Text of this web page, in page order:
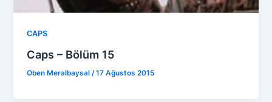
CAPS
Caps – Bölüm 15
Oben Meralbaysal/17 Ağustos 2015